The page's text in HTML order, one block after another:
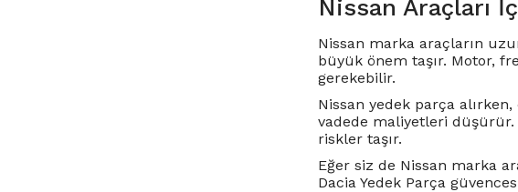
Nissan Araçları
Nissan marka araçların
büyük önem taşır. Motor,
gerekebilir.
Nissan yedek parça
vadede maliyetleri düşürür.
riskler taşır.
Eğer siz de Nissan marka
Dacia Yedek Parça